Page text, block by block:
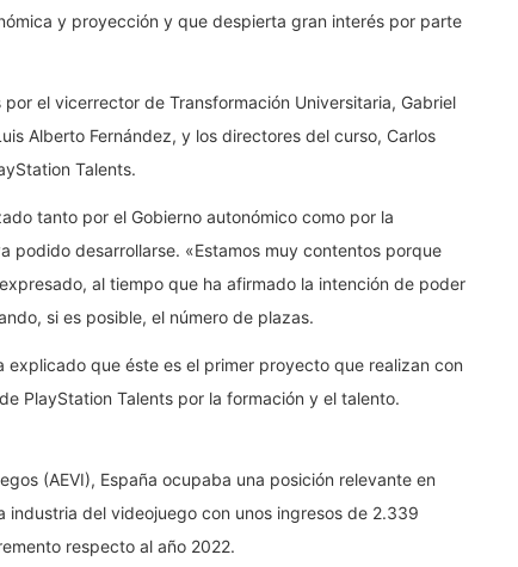
y proyección y que despierta gran interés por parte
el vicerrector de Transformación Universitaria, Gabriel
Alberto Fernández, y los directores del curso, Carlos
Talents.
tanto por el Gobierno autonómico como por la
podido desarrollarse. «Estamos muy contentos porque
al tiempo que ha afirmado la intención de poder
si es posible, el número de plazas.
que éste es el primer proyecto que realizan con
PlayStation Talents por la formación y el talento.
(AEVI), España ocupaba una posición relevante en
del videojuego con unos ingresos de 2.339
respecto al año 2022.